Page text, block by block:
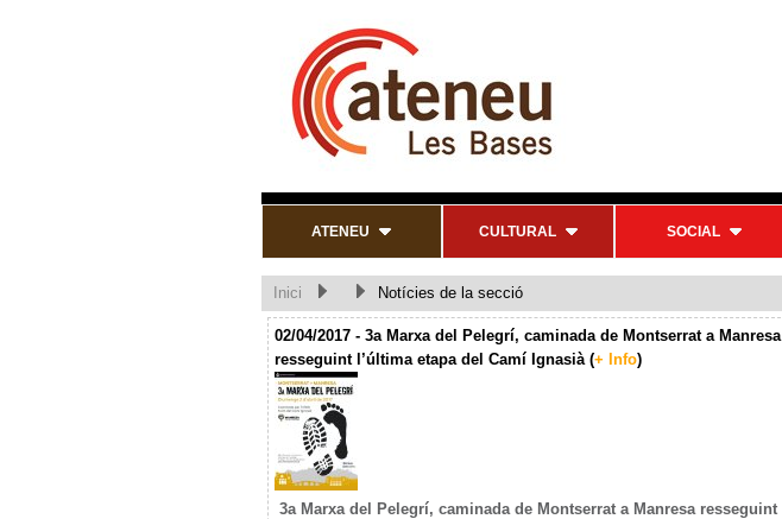
ATENEU CULTURAL SOCIAL
Inici
Notícies de la secció
02/04/2017 - 3a Marxa del Pelegrí, caminada de Montserrat a Manresa
resseguint l’última etapa del Camí Ignasià (+ Info)
3a Marxa del Pelegrí, caminada de Montserrat a Manresa resseguint